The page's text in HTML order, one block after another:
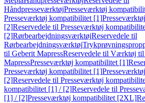
HåndpresseværktøjPresseværktøj
Presseværktøj kompatibilitet [1]
[2]Reservedele til Presseværktøj
[2]RørbearbejdningsværktøjReservedele til
Rørbearbejdningsværktøj
til Geberit MapressReservedele til Værktøj til
MapressPresseværktøj kompatibilitet [1]
Presseværktøj kompatibilitet [1]
[2]Reservedele til Presseværktøj
kompatibilitet [1] / [2]Reservedele til
[1] / [2]Presseværktøj kompatibilitet [2XL]